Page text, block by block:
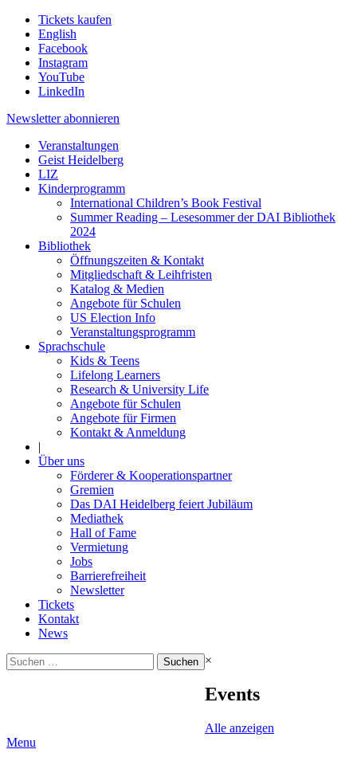
Tickets kaufen
English
Facebook
Instagram
YouTube
LinkedIn
Newsletter abonnieren
Veranstaltungen
Geist Heidelberg
LIZ
Kinderprogramm
International Children’s Book Festival
Summer Reading – Lesesommer der DAI Bibliothek
2024
Bibliothek
Öffnungszeiten & Kontakt
Mitgliedschaft & Leihfristen
Katalog & Medien
Angebote für Schulen
US Election Info
Veranstaltungsprogramm
Sprachschule
Kids & Teens
Lifelong Learners
Research & University Life
Angebote für Schulen
Angebote für Firmen
Kontakt & Anmeldung
|
Über uns
Förderer & Kooperationspartner
Gremien
Das DAI Heidelberg feiert Jubiläum
Mediathek
Hall of Fame
Vermietung
Jobs
Barrierefreiheit
Newsletter
Tickets
Kontakt
News
Suchen
nach:
×
Events
Alle anzeigen
Menu